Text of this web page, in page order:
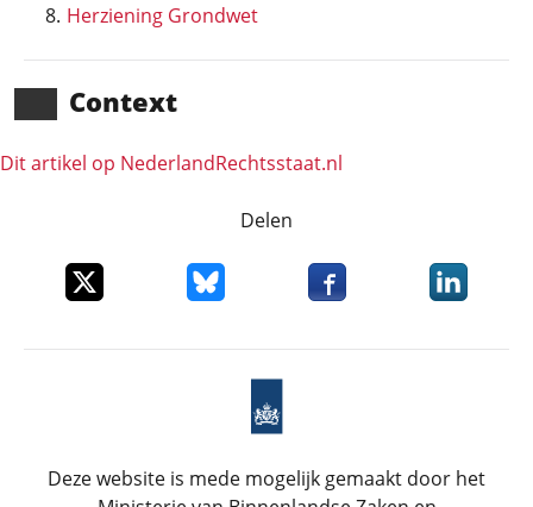
Herziening Grondwet
Context
Dit artikel op NederlandRechts­staat.nl
Delen
Deel dit item op XDeel dit item op Bluesky
Deel dit item opDeel dit
Deze website is mede mogelijk gemaakt door het